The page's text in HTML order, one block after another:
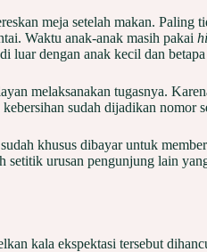
meja setelah makan.
Waktu anak-anak masih pakai
luar dengan anak kecil dan
melaksanakan tugasnya.
sudah dijadikan nomor
khusus dibayar untuk
urusan pengunjung lain
kala ekspektasi tersebut